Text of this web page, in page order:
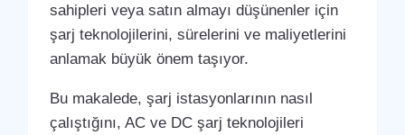
sahipleri veya satın almayı düşünenler için
şarj teknolojilerini, sürelerini ve maliyetlerini
anlamak büyük önem taşıyor.
Bu makalede, şarj istasyonlarının nasıl
çalıştığını, AC ve DC şarj teknolojileri